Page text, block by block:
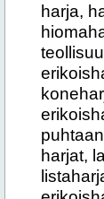
harja,
harjat,